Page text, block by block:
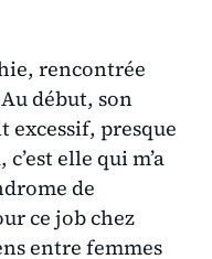
rencontrée
début, son
excessif, presque
elle qui m’a
de
ce job chez
entre femmes